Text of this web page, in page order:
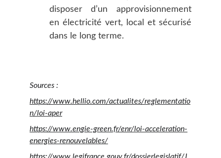
disposer d’un approvisionnement
en électricité vert, local et sécurisé
dans le long terme.
Sources :
https://www.hellio.com/actualites/reglementatio
n/loi-aper
https://www.engie-green.fr/enr/loi-acceleration-
energies-renouvelables/